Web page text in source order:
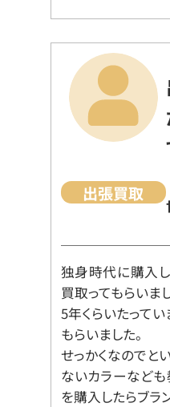
出張買取
独身時代に購入
買取ってもらいま
5年くらいたって
もらいました。
せっかくなのでと
ないカラーなども
を購入したらブラ